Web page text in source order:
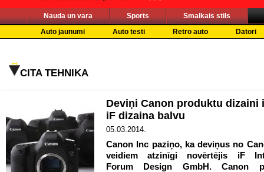
Nauda un vara Sports
Smalkais stils
Auto jaunumi
Auto testi Retro auto Datori
CITA TEHNIKA
Deviņi Canon produktu dizaini
iF dizaina balvu
05.03.2014.
Canon Inc paziņo, ka deviņus no
veidiem atzinīgi novērtējis iF
Forum Design GmbH. Canon